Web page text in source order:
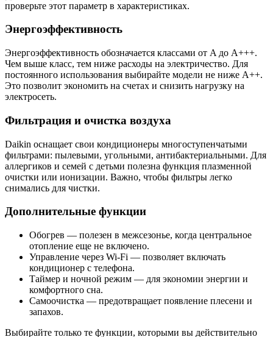
проверьте этот параметр в характеристиках.
Энергоэффективность
Энергоэффективность обозначается классами от A до A+++.
Чем выше класс, тем ниже расходы на электричество. Для
постоянного использования выбирайте модели не ниже A++.
Это позволит экономить на счетах и снизить нагрузку на
электросеть.
Фильтрация и очистка воздуха
Daikin оснащает свои кондиционеры многоступенчатыми
фильтрами: пылевыми, угольными, антибактериальными. Для
аллергиков и семей с детьми полезна функция плазменной
очистки или ионизации. Важно, чтобы фильтры легко
снимались для чистки.
Дополнительные функции
Обогрев — полезен в межсезонье, когда центральное
отопление еще не включено.
Управление через Wi-Fi — позволяет включать
кондиционер с телефона.
Таймер и ночной режим — для экономии энергии и
комфортного сна.
Самоочистка — предотвращает появление плесени и
запахов.
Выбирайте только те функции, которыми вы действительно